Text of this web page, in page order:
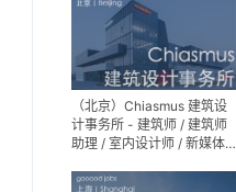
（北京）Chiasmus 建筑设
计事务所 - 建筑师 / 建筑师
助理 / 室内设计师 / 新媒体